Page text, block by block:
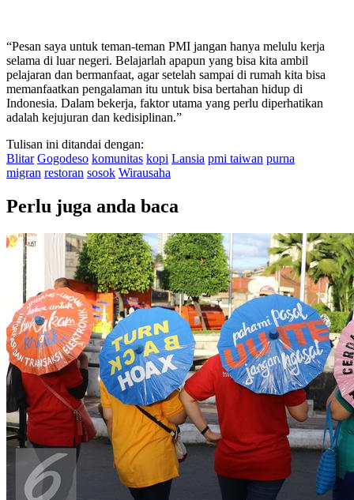
“Pesan saya untuk teman-teman PMI jangan hanya melulu kerja
selama di luar negeri. Belajarlah apapun yang bisa kita ambil
pelajaran dan bermanfaat, agar setelah sampai di rumah kita bisa
memanfaatkan pengalaman itu untuk bisa bertahan hidup di
Indonesia. Dalam bekerja, faktor utama yang perlu diperhatikan
adalah kejujuran dan kedisiplinan.”
Tulisan ini ditandai dengan:
Blitar Gogodeso komunitas kopi Lansia pmi taiwan purna
migran restoran sosok Wirausaha
Perlu juga anda baca